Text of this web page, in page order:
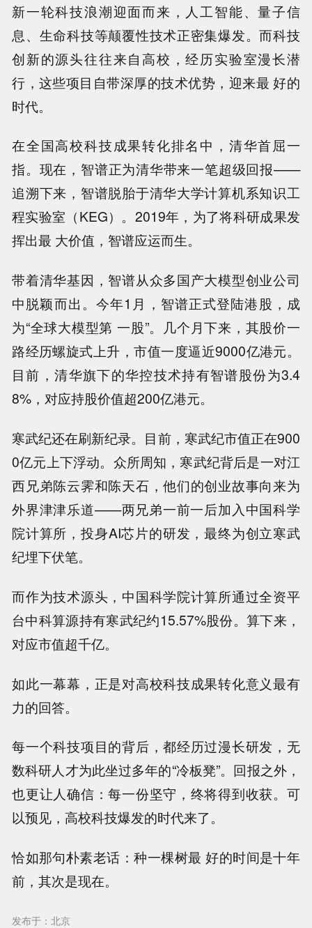
新一轮科技浪潮迎面而来，人工智能、量子信
息、生命科技等颠覆性技术正密集爆发。而科技
创新的源头往往来自高校，经历实验室漫长潜
行，这些项目自带深厚的技术优势，迎来最 好的
时代。
在全国高校科技成果转化排名中，清华首屈一
指。现在，智谱正为清华带来一笔超级回报——
追溯下来，智谱脱胎于清华大学计算机系知识工
程实验室（KEG）。2019年，为了将科研成果发
挥出最 大价值，智谱应运而生。
带着清华基因，智谱从众多国产大模型创业公司
中脱颖而出。今年1月，智谱正式登陆港股，成
为“全球大模型第 一股”。几个月下来，其股价一
路经历螺旋式上升，市值一度逼近9000亿港元。
目前，清华旗下的华控技术持有智谱股份为3.4
8%，对应持股价值超200亿港元。
寒武纪还在刷新纪录。目前，寒武纪市值正在900
0亿元上下浮动。众所周知，寒武纪背后是一对江
西兄弟陈云霁和陈天石，他们的创业故事向来为
外界津津乐道——两兄弟一前一后加入中国科学
院计算所，投身AI芯片的研发，最终为创立寒武
纪埋下伏笔。
而作为技术源头，中国科学院计算所通过全资平
台中科算源持有寒武纪约15.57%股份。算下来，
对应市值超千亿。
如此一幕幕，正是对高校科技成果转化意义最有
力的回答。
每一个科技项目的背后，都经历过漫长研发，无
数科研人才为此坐过多年的“冷板凳”。回报之外，
也更让人确信：每一份坚守，终将得到收获。可
以预见，高校科技爆发的时代来了。
恰如那句朴素老话：种一棵树最 好的时间是十年
前，其次是现在。
发布于：北京